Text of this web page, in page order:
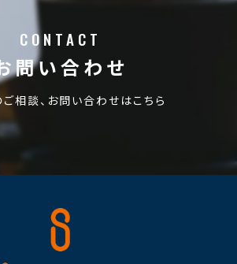
CONTACT
問い合わせ
相談、お問い合わせはこちら